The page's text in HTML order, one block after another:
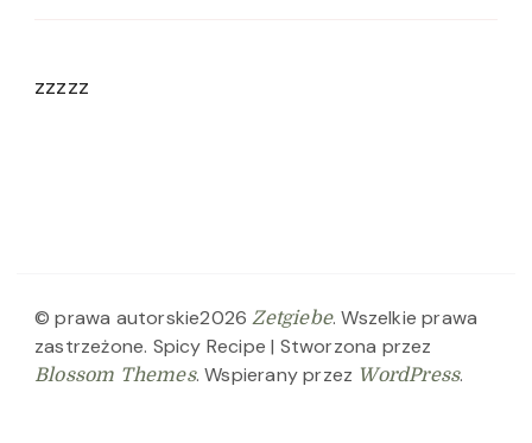
zzzzz
© prawa autorskie2026Zetgiebe. Wszelkie prawa
zastrzeżone. Spicy Recipe | Stworzona przez
Blossom Themes. Wspierany przez WordPress.